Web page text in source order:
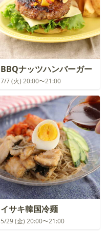
BBQナッツハンバーガー
7/7 (火) 20:00〜21:00
イサキ韓国冷麺
5/29 (金) 20:00〜21:00